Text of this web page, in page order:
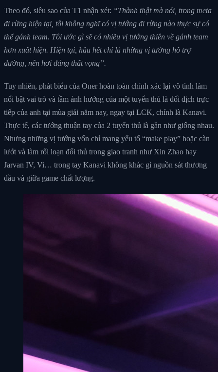
Theo đó, siêu sao của T1 nhận xét: “Thành thật mà nói, trong meta
đi rừng hiện tại, tôi không nghĩ có vị tướng đi rừng nào thực sự có
thể gánh team. Tôi ước gì sẽ có nhiều vị tướng thiên về gánh team
hơn xuất hiện. Hiện tại, hầu hết chỉ là những vị tướng hỗ trợ
đường, nên hơi đáng thất vọng”.
Tuy nhiên, phát biểu của Oner hoàn toàn chính xác lại vô tình làm
nổi bật vai trò và tầm ảnh hưởng của một tuyển thủ là đối địch trực
tiếp của anh tại mùa giải năm nay, ngay tại LCK, chính là Kanavi.
Thực tế, các tướng thuận tay của 2 tuyển thủ là gần như giống nhau.
Nhưng những vị tướng vốn chỉ mang yếu tố “make play” hoặc càn
lướt và làm rối loạn đối thủ trong giao tranh như Xin Zhao hay
Jarvan IV, Vi… trong tay Kanavi không khác gì nguồn sát thương
đầu và giữa game chất lượng.